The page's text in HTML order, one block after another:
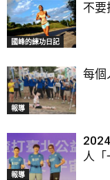
國峰的練功日記
不要
報導
每個
報導
人「